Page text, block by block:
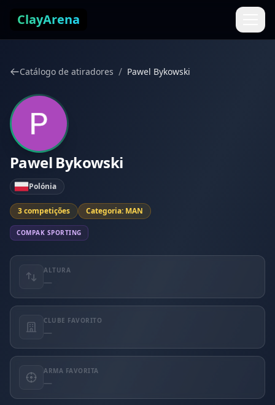
ClayArena
Catálogo de atiradores / Pawel Bykowski
Pawel Bykowski
Polónia
3 competições Categoria: MAN
COMPAK SPORTING
ALTURA
—
CLUBE FAVORITO
—
ARMA FAVORITA
—